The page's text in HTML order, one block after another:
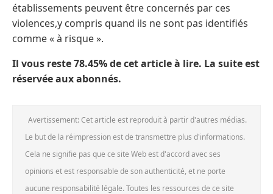
établissements peuvent être concernés par ces
violences,y compris quand ils ne sont pas identifiés
comme « à risque ».
Il vous reste 78.45% de cet article à lire. La suite est
réservée aux abonnés.
Avertissement: Cet article est reproduit à partir d'autres médias.
Le but de la réimpression est de transmettre plus d'informations.
Cela ne signifie pas que ce site Web est d'accord avec ses
opinions et est responsable de son authenticité, et ne porte
aucune responsabilité légale. Toutes les ressources de ce site